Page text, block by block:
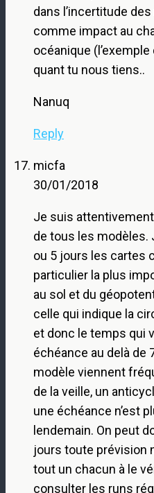
dans l’incertitude
comme impact au
océanique
quant tu nous tiens..
Nanuq
Reply
micfa
30/01/2018
Je suis
de tous les modèles.
ou 5 jours les cartes
particulier la plus
au sol et du
celle qui indique la
et donc le temps qui
échéance au delà de
modèle viennent
de la veille, un
une échéance n’est
lendemain. On peut
jours toute prévision
tout un chacun à le
consulter les runs